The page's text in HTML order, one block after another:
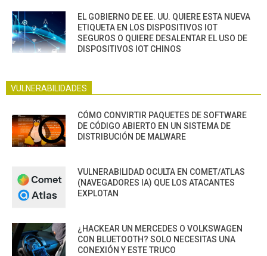
EL GOBIERNO DE EE. UU. QUIERE ESTA NUEVA
ETIQUETA EN LOS DISPOSITIVOS IOT
SEGUROS O QUIERE DESALENTAR EL USO DE
DISPOSITIVOS IOT CHINOS
VULNERABILIDADES
CÓMO CONVIRTIR PAQUETES DE SOFTWARE
DE CÓDIGO ABIERTO EN UN SISTEMA DE
DISTRIBUCIÓN DE MALWARE
VULNERABILIDAD OCULTA EN COMET/ATLAS
(NAVEGADORES IA) QUE LOS ATACANTES
EXPLOTAN
¿HACKEAR UN MERCEDES O VOLKSWAGEN
CON BLUETOOTH? SOLO NECESITAS UNA
CONEXIÓN Y ESTE TRUCO